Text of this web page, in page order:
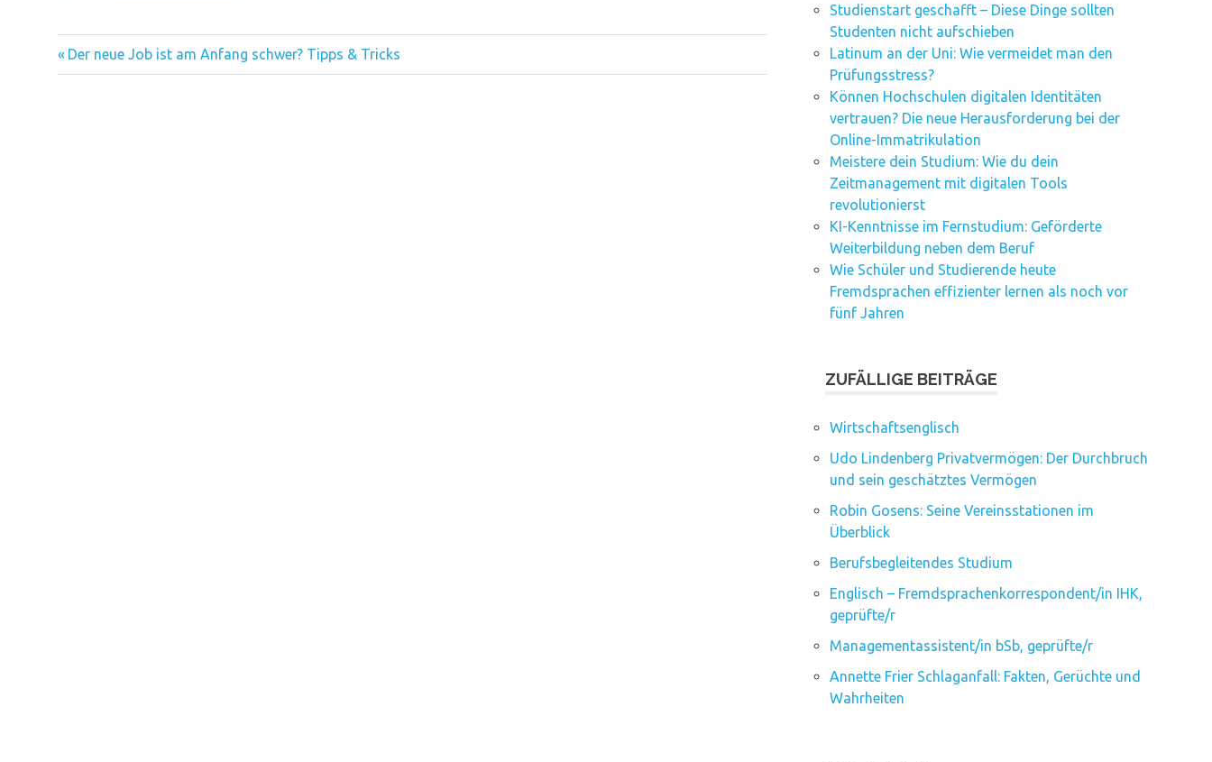
Beitragsnavigation
Vorheriger
Beitrag:
Der neue Job ist am Anfang schwer? Tipps & Tricks
Studienstart geschafft – Diese Dinge sollten
Studenten nicht aufschieben
Latinum an der Uni: Wie vermeidet man den
Prüfungsstress?
Können Hochschulen digitalen Identitäten
vertrauen? Die neue Herausforderung bei der
Online-Immatrikulation
Meistere dein Studium: Wie du dein
Zeitmanagement mit digitalen Tools
revolutionierst
KI-Kenntnisse im Fernstudium: Geförderte
Weiterbildung neben dem Beruf
Wie Schüler und Studierende heute
Fremdsprachen effizienter lernen als noch vor
fünf Jahren
ZUFÄLLIGE BEITRÄGE
Wirtschaftsenglisch
Udo Lindenberg Privatvermögen: Der Durchbruch
und sein geschätztes Vermögen
Robin Gosens: Seine Vereinsstationen im
Überblick
Berufsbegleitendes Studium
Englisch – Fremdsprachenkorrespondent/in IHK,
geprüfte/r
Managementassistent/in bSb, geprüfte/r
Annette Frier Schlaganfall: Fakten, Gerüchte und
Wahrheiten